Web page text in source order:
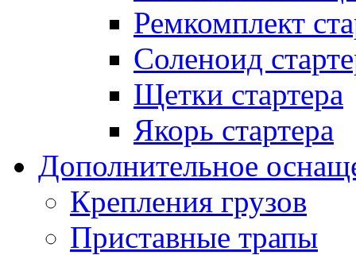
Ремкомплект
Соленоид
Щетки стартера
Якорь стартера
Дополнительное
Крепления грузов
Приставные трапы